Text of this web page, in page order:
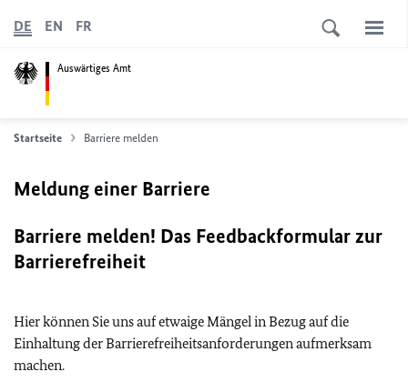
Auswärtiges Amt
DE EN FR
Startseite Barriere melden
Meldung einer Barriere
Barriere melden! Das Feedbackformular zur
Barrierefreiheit
Hier können Sie uns auf etwaige Mängel in Bezug auf die
Einhaltung der Barrierefreiheitsanforderungen aufmerksam
machen.